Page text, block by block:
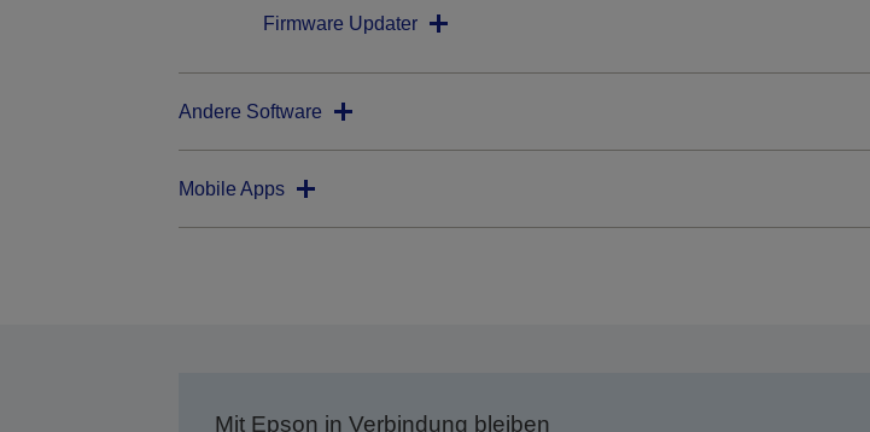
Firmware Updater
Andere Software
Mobile Apps
Mit Epson in Verbindung bleiben